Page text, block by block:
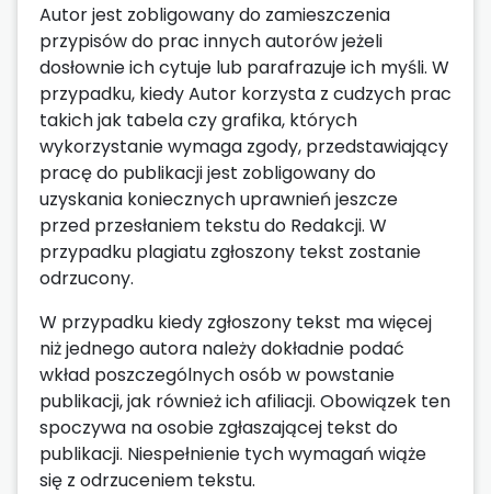
Autor jest zobligowany do zamieszczenia
przypisów do prac innych autorów jeżeli
dosłownie ich cytuje lub parafrazuje ich myśli. W
przypadku, kiedy Autor korzysta z cudzych prac
takich jak tabela czy grafika, których
wykorzystanie wymaga zgody, przedstawiający
pracę do publikacji jest zobligowany do
uzyskania koniecznych uprawnień jeszcze
przed przesłaniem tekstu do Redakcji. W
przypadku plagiatu zgłoszony tekst zostanie
odrzucony.
W przypadku kiedy zgłoszony tekst ma więcej
niż jednego autora należy dokładnie podać
wkład poszczególnych osób w powstanie
publikacji, jak również ich afiliacji. Obowiązek ten
spoczywa na osobie zgłaszającej tekst do
publikacji. Niespełnienie tych wymagań wiąże
się z odrzuceniem tekstu.